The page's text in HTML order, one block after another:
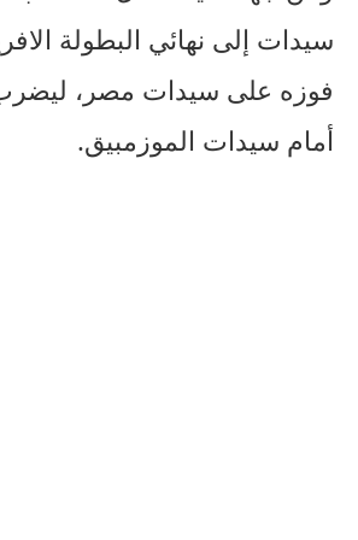
سيدات إلى نهائي البطولة
فوزه على سيدات مصر،
أمام سيدات الموزمبيق.